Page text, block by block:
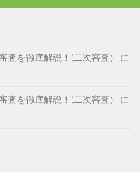
査を徹底解説！(二次審査）
に
査を徹底解説！(二次審査）
に